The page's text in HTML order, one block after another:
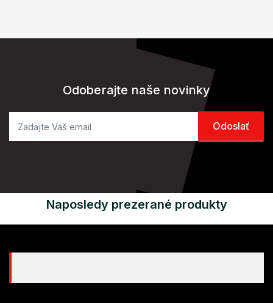
Odoberajte naše novinky
Naposledy prezerané produkty